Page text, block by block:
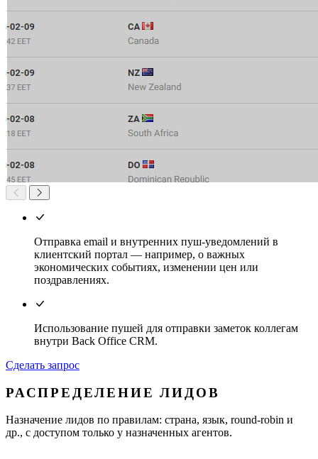
Отправка email и внутренних пуш-уведомлений в
клиентский портал — например, о важных
экономических событиях, изменении цен или
поздравлениях.
Использование пушей для отправки заметок коллегам
внутри Back Office CRM.
Сделать запрос
РАСПРЕДЕЛЕНИЕ ЛИДОВ
Назначение лидов по правилам: страна, язык, round-robin и
др., с доступом только у назначенных агентов.